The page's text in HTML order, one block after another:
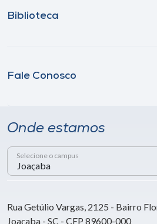
Biblioteca
Fale Conosco
Onde estamos
Selecione o campus
Rua Getúlio Vargas, 2125 - Bairro
Joaçaba - SC - CEP 89600-000